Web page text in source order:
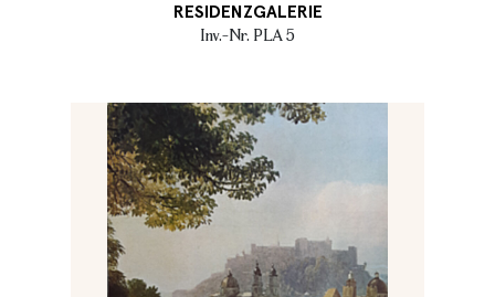
RESIDENZGALERIE
Inv.-Nr. PLA 5